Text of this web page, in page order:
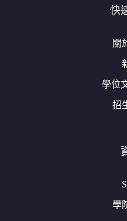
快
關
學位
招
學